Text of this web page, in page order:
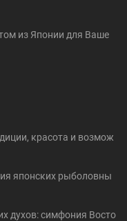
из Японии для Ваше
красота и возмож
японских рыболовны
духов: симфония Восто